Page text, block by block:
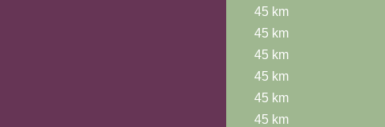
45 km
45 km
45 km
45 km
45 km
45 km